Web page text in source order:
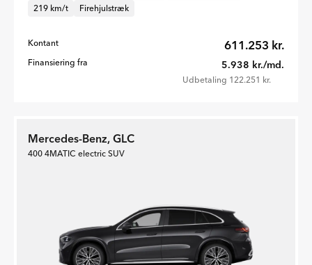
219 km/t
Firehjulstræk
Kontant 611.253 kr.
Finansiering fra 5.938 kr./md.
Udbetaling 122.251 kr.
Mercedes-Benz, GLC
400 4MATIC electric SUV